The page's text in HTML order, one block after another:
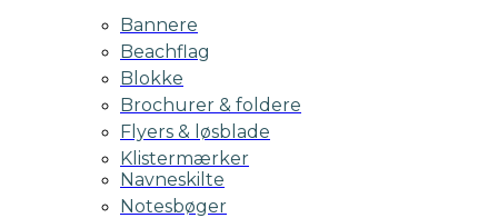
Bannere
Beachflag
Blokke
Brochurer & foldere
Flyers & løsblade
Klistermærker
Navneskilte
Notesbøger